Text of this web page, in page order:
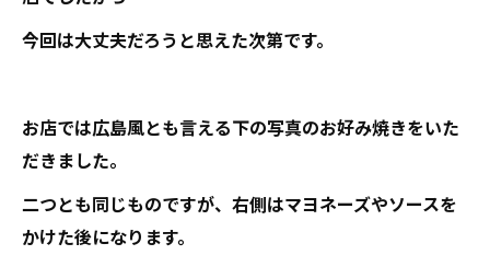
今回は大丈夫だろうと思えた次第です。
お店では広島風とも言える下の写真のお好み焼きをいた
だきました。
二つとも同じものですが、右側はマヨネーズやソースを
かけた後になります。